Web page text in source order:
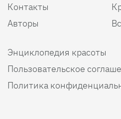
Контакты
Авторы
Энциклопедия красоты
Пользовательское
Политика